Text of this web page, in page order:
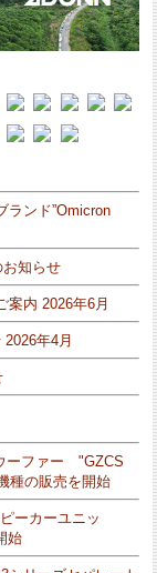
ランド”Omicron
知らせ
案内 2026年6月
年4月
ーファー "GZCS
種の販売を開始
ーカーユニッ
始